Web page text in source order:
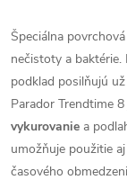
Špeciálna
nečistoty a
podklad posilňujú
Parador Trendtime
vykurovanie a
umožňuje použitie
časového